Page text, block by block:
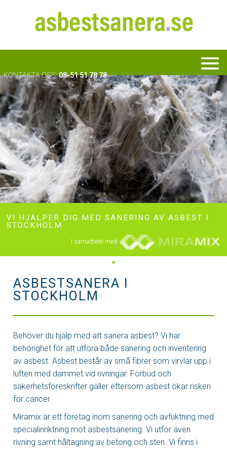
KONTAKTA OSS:08-51 51 78 78
VI HJÄLPER DIG MED SANERING AV ASBEST I
STOCKHOLM
I samarbete med
•
ASBESTSANERA I
STOCKHOLM
Behöver du hjälp med att sanera asbest? Vi har
behörighet för att utföra både sanering och inventering
av asbest. Asbest består av små fibrer som virvlar upp i
luften med dammet vid rivningar. Förbud och
säkerhetsföreskrifter gäller eftersom asbest ökar risken
för cancer.
Miramix är ett företag inom sanering och avfuktning med
specialinriktning mot asbestsanering. Vi utför även
rivning samt håltagning av betong och sten. Vi finns i